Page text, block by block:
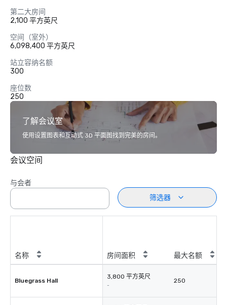
第二大房间
2,100 平方英尺
空间（室外）
6,098,400 平方英尺
站立容纳名额
300
座位数
250
了解会议室
使用设置图表和互动式 3D 平面图找到完美的房间。
会议空间
与会者
筛选器
名称 房间面积 最大名额
Bluegrass Hall
3,800 平方英尺
-
250